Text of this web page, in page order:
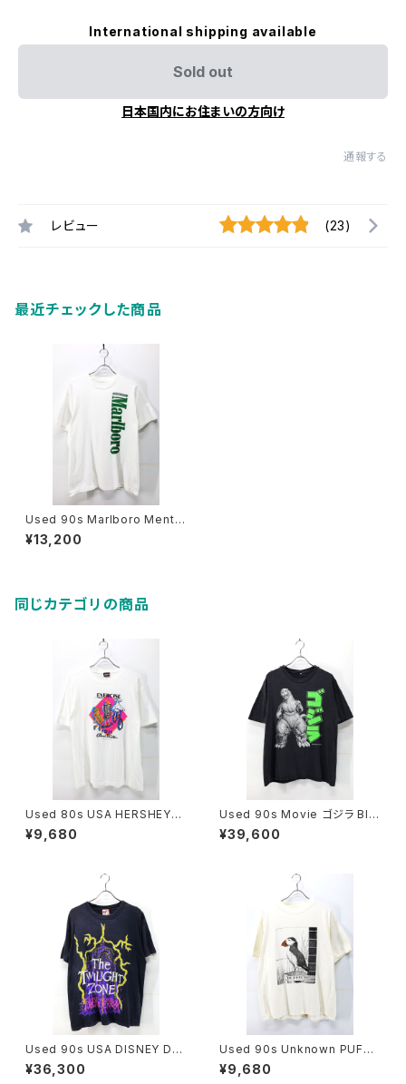
International shipping available
Sold out
日本国内にお住まいの方向け
通報する
レビュー (23)
最近チェックした商品
Used 90s Marlboro Menth
ol Graphic T-Shirt Size L 相
当 古着
¥13,200
同じカテゴリの商品
Used 80s USA HERSHEYS
EXERCISE Your Good Tast
e Chocolate Graphic T-Shi
¥9,680
Used 90s Movie ゴジラ Bla
ck Both Graphic T-Shirt Siz
e XL 相当 古着
¥39,600
Used 90s USA DISNEY DE
SIGNS TWILIGHT ZONE TO
WER OF TERROR Graphic T
¥36,300
Used 90s Unknown PUFFI
N NUFFIN Both Side Animal
Art graphic T-Shirt Size XL
¥9,680